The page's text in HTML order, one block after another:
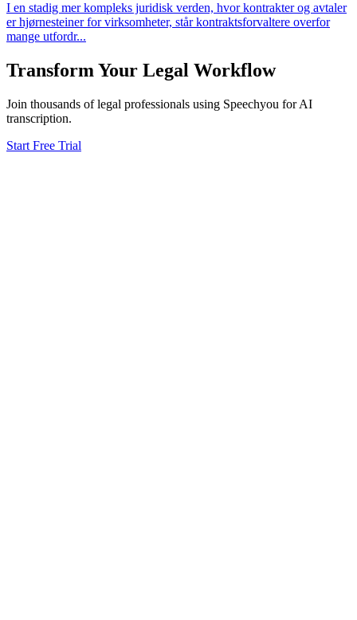
I en stadig mer kompleks juridisk verden, hvor kontrakter og avtaler
er hjørnesteiner for virksomheter, står kontraktsforvaltere overfor
mange utfordr...
Transform Your Legal Workflow
Join thousands oflegal professionals using Speechyou for AI
transcription.
Start Free Trial